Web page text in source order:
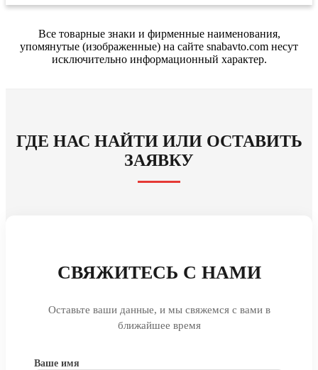
Все товарные знаки и фирменные наименования,
упомянутые (изображенные) на сайте snabavto.com несут
исключительно информационный характер.
ГДЕ НАС НАЙТИ ИЛИ ОСТАВИТЬ
ЗАЯВКУ
СВЯЖИТЕСЬ С НАМИ
Оставьте ваши данные, и мы свяжемся с вами в
ближайшее время
Ваше имя